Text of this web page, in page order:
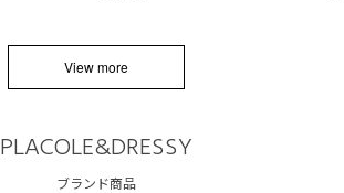
View more
PLACOLE&DRESSY
ブランド商品